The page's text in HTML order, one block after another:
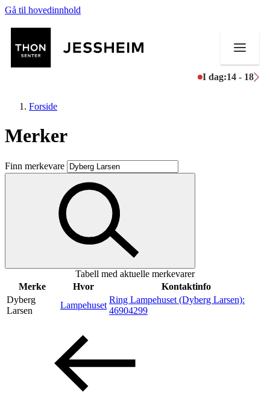
Gå til hovedinnhold
I dag:14 - 18
Butikker
Mat og drikke
Aktiviteter
Inspirasjon
Åpningstider
Forside
Merker
Finn merkevare
Tabell med aktuelle merkevarer
Merke
Hvor
Kontaktinfo
Dyberg
Larsen
Lampehuset
Ring Lampehuset (Dyberg Larsen):
46904299